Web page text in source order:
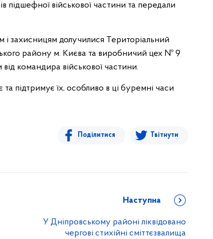
підшефної військової частини та передали
захисницям долучилися Територіальний
району м. Києва та виробничий цех № 9
командира військової частини.
підтримує їх, особливо в ці буремні часи
Поділитися Твітнути
Наступна
У Дніпровському районі ліквідовано
чергові стихійні сміттєзвалища